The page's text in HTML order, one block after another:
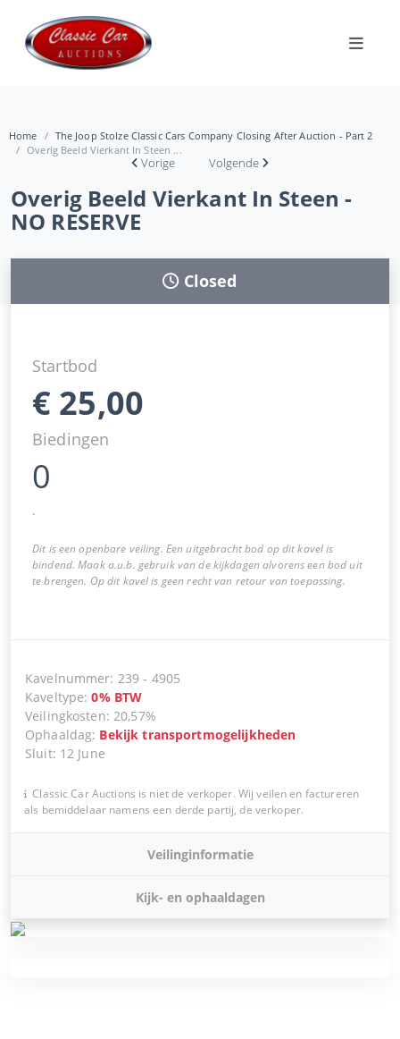
Home
The Joop Stolze Classic Cars Company Closing After Auction - Part 2
Overig Beeld Vierkant In Steen ...
Vorige Volgende
Overig Beeld Vierkant In Steen -
NO RESERVE
Closed
Startbod
€ 25,00
Biedingen
0
.
Dit is een openbare veiling. Een uitgebracht bod op dit kavel is
bindend. Maak a.u.b. gebruik van de kijkdagen alvorens een bod uit
te brengen. Op dit kavel is geen recht van retour van toepassing.
Kavelnummer: 239 - 4905
Kaveltype:0% BTW
Veilingkosten:20,57%
Ophaaldag: Bekijk transportmogelijkheden
Sluit: 12 June
Classic Car Auctions is niet de verkoper. Wij veilen en factureren
als bemiddelaar namens een derde partij, de verkoper.
Veilinginformatie
Kijk- en ophaaldagen